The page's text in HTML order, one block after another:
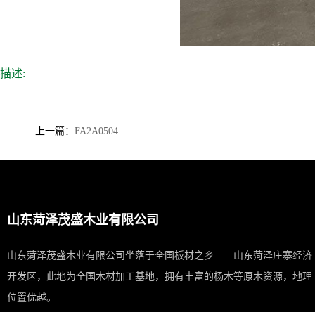
描述:
上一篇： FA2A0504
山东菏泽茂盛木业有限公司
山东菏泽茂盛木业有限公司坐落于全国板材之乡——山东菏泽庄寨经济
开发区，此地为全国木材加工基地，拥有丰富的杨木等原木资源，地理
位置优越。